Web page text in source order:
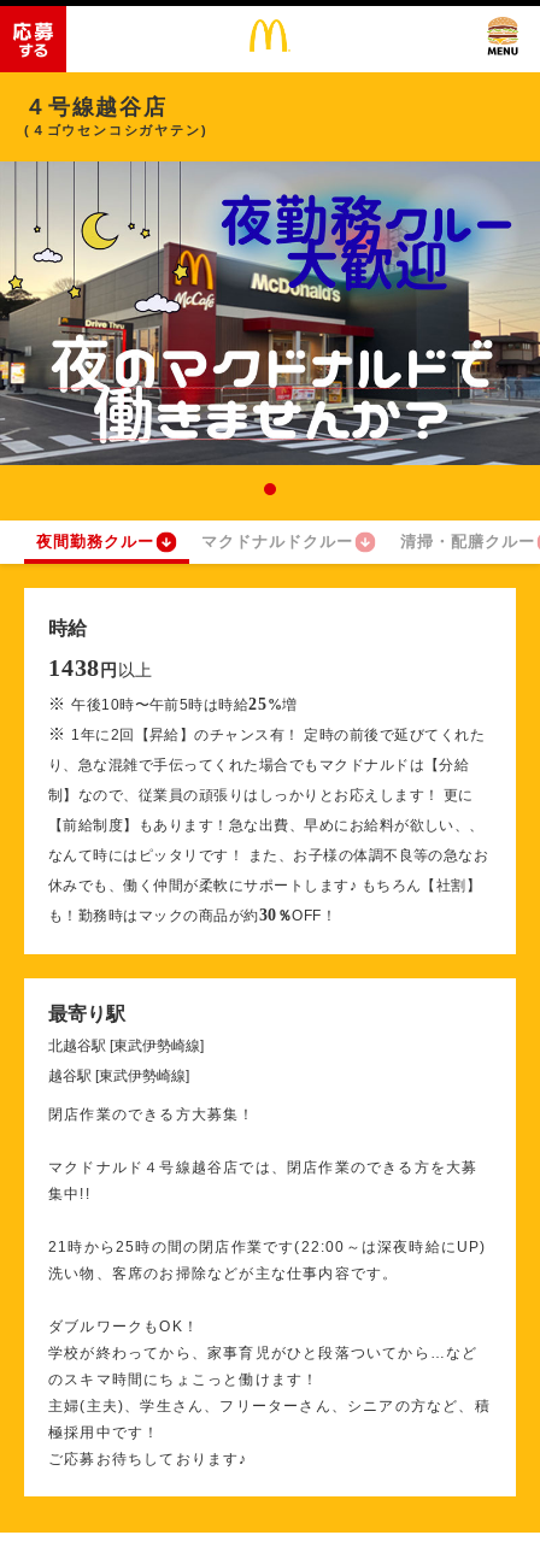
４号線越谷店
(４ゴウセンコシガヤテン)
夜間勤務クルー マクドナルドクルー 清掃・配膳クルー
時給
1438 円 以上
※午後10時〜午前5時は時給25%増
※ 1年に2回【昇給】のチャンス有！ 定時の前後で延びてくれた
り、急な混雑で手伝ってくれた場合でもマクドナルドは【分給
制】なので、従業員の頑張りはしっかりとお応えします！ 更に
【前給制度】もあります！急な出費、早めにお給料が欲しい、、
なんて時にはピッタリです！ また、お子様の体調不良等の急なお
休みでも、働く仲間が柔軟にサポートします♪ もちろん【社割】
も！勤務時はマックの商品が約30 ％OFF！
最寄り駅
北越谷駅 [東武伊勢崎線]
越谷駅 [東武伊勢崎線]
閉店作業のできる方大募集！
マクドナルド４号線越谷店では、閉店作業のできる方を大募
集中!!
21時から25時の間の閉店作業です(22:00～は深夜時給にUP)
洗い物、客席のお掃除などが主な仕事内容です。
ダブルワークもOK！
学校が終わってから、家事育児がひと段落ついてから…など
のスキマ時間にちょこっと働けます！
主婦(主夫)、学生さん、フリーターさん、シニアの方など、積
極採用中です！
ご応募お待ちしております♪